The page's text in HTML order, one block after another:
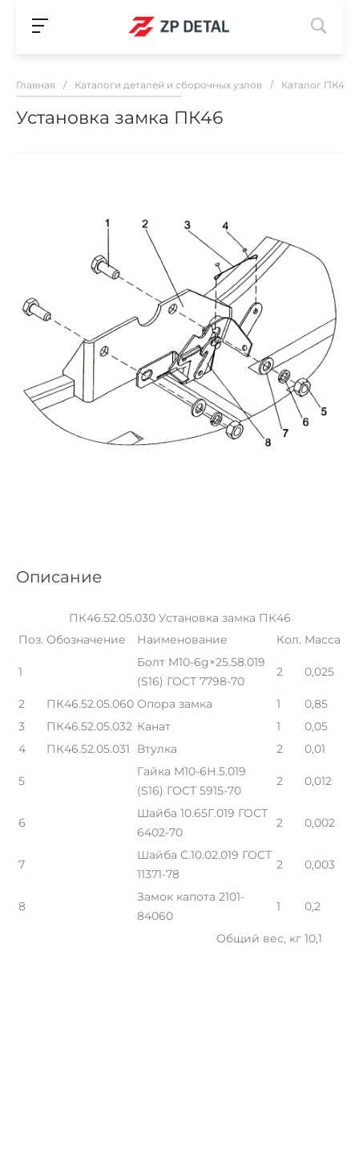
Главная / Каталоги деталей и сборочных узлов / Каталог ПК46
Установка замка ПК46
Описание
ПК46.52.05.030 Установка замка ПК46
Поз. Обозначение Наименование Кол. Масса
1
Болт M10-6g×25.58.019
(S16) ГОСТ 7798-70
2 0,025
2 ПК46.52.05.060 Опора замка 1
0,85
3
ПК46.52.05.032 Канат 1
0,05
4
ПК46.52.05.031 Втулка 2 0,01
5
Гайка М10-6Н.5.019
(S16) ГОСТ 5915-70
2 0,012
6
Шайба 10.65Г.019 ГОСТ
6402-70
2 0,002
7
Шайба С.10.02.019 ГОСТ
11371-78
2 0,003
8
Замок капота 2101-
84060
1 0,2
Общий вес, кг 10,1